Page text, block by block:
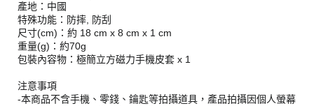
產地：中國
特殊功能：防摔, 防刮
尺寸(cm)：約 18 cm x 8 cm x 1 cm
重量(g)：約70g
包裝內容物：極簡立方磁力手機皮套 x 1
注意事項
-本商品不含手機、零錢、鑰匙等拍攝道具，產品拍攝因個人螢幕